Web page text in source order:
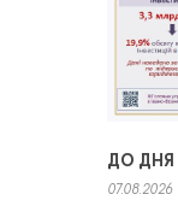
ДО ДНЯ
07.08.2026